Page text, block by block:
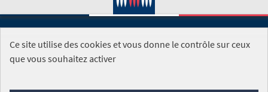
SITE DE L'ASSEMBLÉE NATIONALE
Ce site utilise des cookies et vous donne le contrôle sur ceux
que vous souhaitez activer